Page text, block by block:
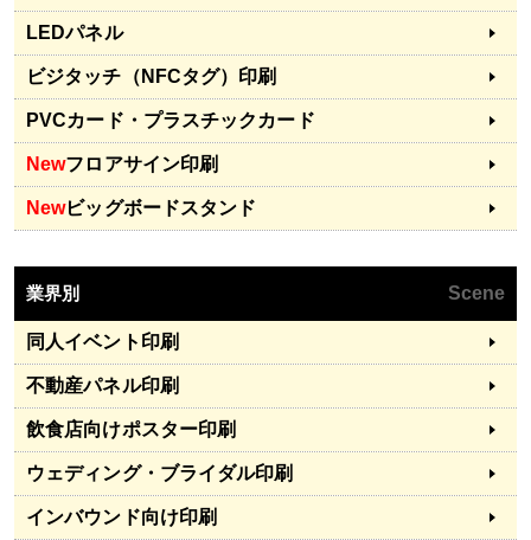
LEDパネル
ビジタッチ（NFCタグ）印刷
PVCカード・プラスチックカード
Newフロアサイン印刷
Newビッグボードスタンド
業界別 Scene
同人イベント印刷
不動産パネル印刷
飲食店向けポスター印刷
ウェディング・ブライダル印刷
インバウンド向け印刷